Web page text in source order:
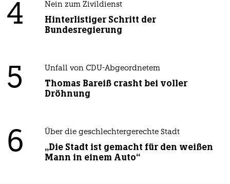
4 Nein zum Zivildienst
Hinterlistiger Schritt der
Bundesregierung
5 Unfall von CDU-Abgeordnetem
Thomas Bareiß crasht bei voller
Dröhnung
6 Über die geschlechtergerechte Stadt
„Die Stadt ist gemacht für den weißen
Mann in einem Auto“